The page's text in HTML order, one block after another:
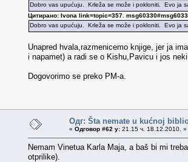
Dobro vas upućuju. Krleža se može i pokloniti. Evo ja
Цитирано: Ivona link=topic=357.
Dobro vas upućuju. Krleža se može i pokloniti. Evo ja
Unapred hvala,razmenicemo knjige, jer ja
i napamet) a radi se o Kishu,Pavicu i jos
Dogovorimo se preko PM-a.
Одг: Šta nemate u kućnoj
« Одговор #62 у: 21.15 ч. 18.12.2010. »
Nemam Vinetua Karla Maja, a baš bi mi
otprilike).